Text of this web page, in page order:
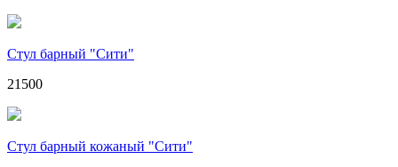
Стул барный "Сити"
21500
Стул барный кожаный "Сити"